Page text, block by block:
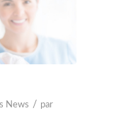
News / par